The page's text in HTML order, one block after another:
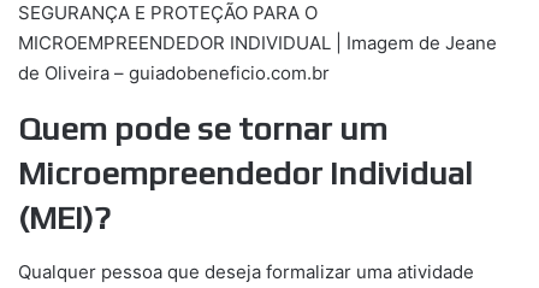
SEGURANÇA E PROTEÇÃO PARA O
MICROEMPREENDEDOR INDIVIDUAL | Imagem de Jeane
de Oliveira – guiadobeneficio.com.br
Quem pode se tornar um
Microempreendedor Individual
(MEI)?
Qualquer pessoa que deseja formalizar uma atividade